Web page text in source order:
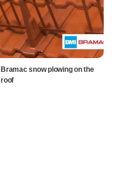
Bramac snow plowing on the
roof